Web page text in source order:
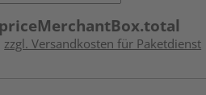
zzgl. Versandkosten für Paketdienst